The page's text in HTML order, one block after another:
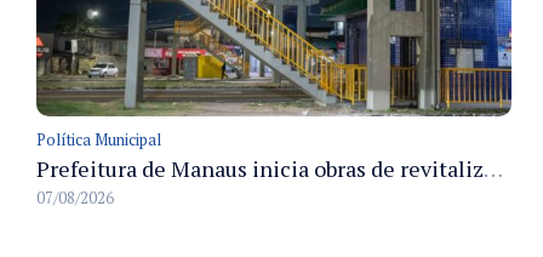
Política Municipal
Prefeitura de Manaus inicia obras de revitalização na passarela Max Teixeira para ampliar segurança e mobilidade urbana
07/08/2026